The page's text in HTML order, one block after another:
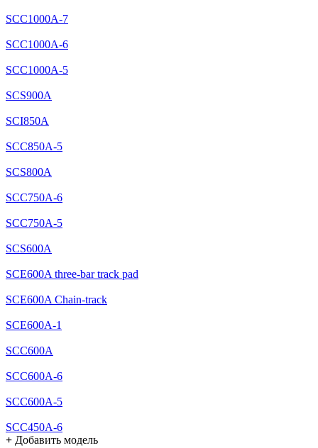
SCC1000A-7
SCC1000A-6
SCC1000A-5
SCS900A
SCI850A
SCC850A-5
SCS800A
SCC750A-6
SCC750A-5
SCS600A
SCE600A three-bar track pad
SCE600A Chain-track
SCE600A-1
SCC600A
SCC600A-6
SCC600A-5
SCC450A-6
+ Добавить модель